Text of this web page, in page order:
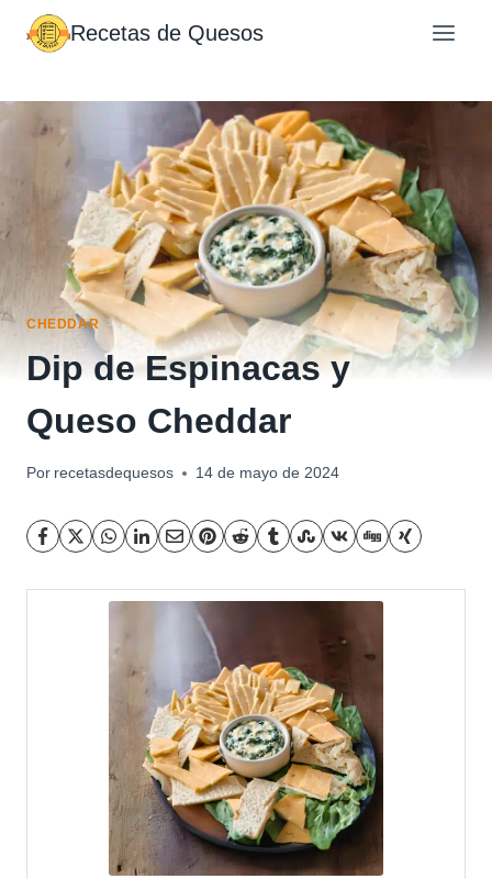
Saltar
Recetas de Quesos
CHEDDAR
Dip de Espinacas y
Queso Cheddar
Por recetasdequesos 14 de mayo de 2024